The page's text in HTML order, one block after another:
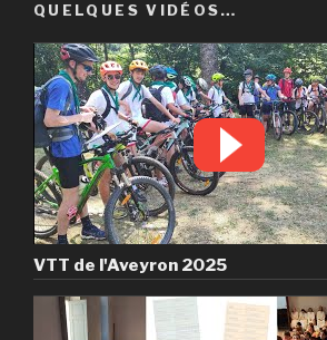
QUELQUES VIDÉOS…
VTT de l'Aveyron 2025